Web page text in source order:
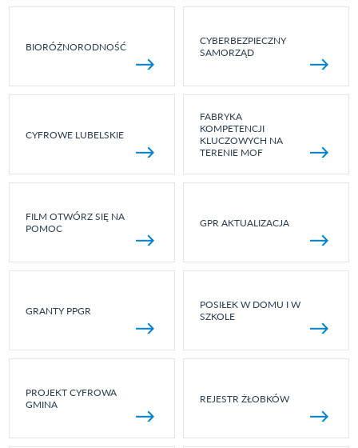
BIORÓŻNORODNOŚĆ
CYBERBEZPIECZNY
SAMORZĄD
CYFROWE LUBELSKIE
FABRYKA
KOMPETENCJI
KLUCZOWYCH NA
TERENIE MOF
FILM OTWÓRZ SIĘ NA
POMOC
GPR AKTUALIZACJA
GRANTY PPGR
POSIŁEK W DOMU I W
SZKOLE
PROJEKT CYFROWA
GMINA
REJESTR ŻŁOBKÓW